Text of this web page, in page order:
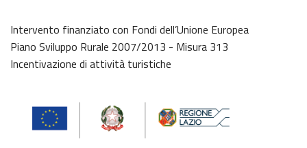
Intervento finanziato con Fondi dell’Unione Europea
Piano Sviluppo Rurale 2007/2013 - Misura 313
Incentivazione di attività turistiche